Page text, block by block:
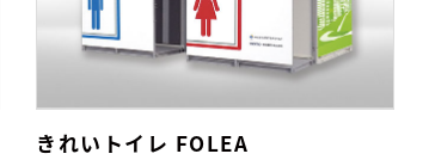
きれいトイレ FOLEA